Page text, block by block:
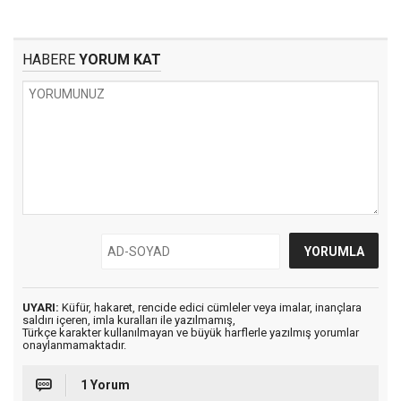
HABERE YORUM KAT
UYARI: Küfür, hakaret, rencide edici cümleler veya imalar, inançlara
saldırı içeren, imla kuralları ile yazılmamış,
Türkçe karakter kullanılmayan ve büyük harflerle yazılmış yorumlar
onaylanmamaktadır.
1 Yorum